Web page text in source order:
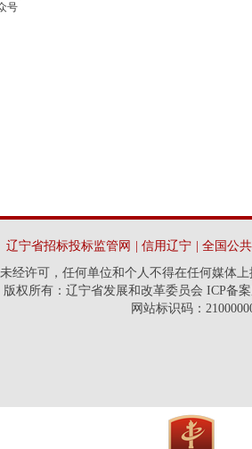
号
辽宁省招标投标监管网 信用辽宁
全国公
未经许可，任何单位和个人不得在任何媒体
版权所有：辽宁省发展和改革委员会 ICP备
网站标识码：